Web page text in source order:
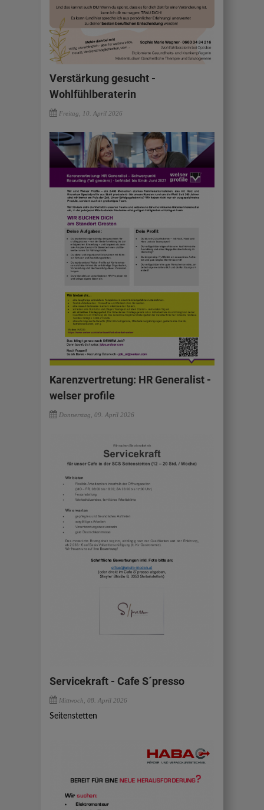
Verstärkung gesucht -
Wohlfühlberaterin
Freitag, 10. April 2026
Karenzvertretung: HR Generalist -
welser profile
Donnerstag, 09. April 2026
Servicekraft - Cafe S´presso
Mittwoch, 08. April 2026
Seitenstetten